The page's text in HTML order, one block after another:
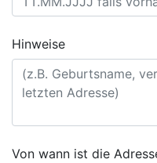
Hinweise
Von wann ist die